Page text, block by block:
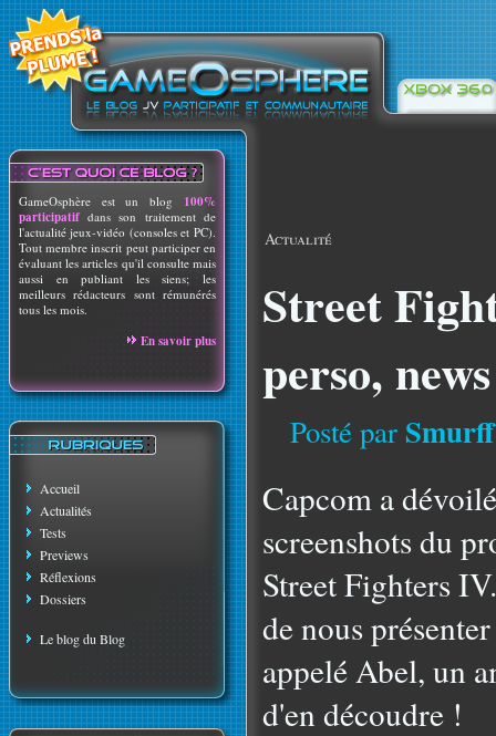
GameOsphère est un blog 100%
participatif dans son traitement de
l'actualité jeux-vidéo (consoles et PC).
Tout membre inscrit peut participer en
évaluant les articles qu'il consulte mais
aussi en publiant les siens; les
meilleurs rédacteurs sont rémunérés
tous les mois.
En savoir plus
Accueil
Actualités
Tests
Previews
Réflexions
Dossiers
Le blog du Blog
Actualité
Street
perso,
Posté par Smurff
Capcom a
screenshots du
Street Fighters
de nous
appelé Abel, un
d'en découdre !